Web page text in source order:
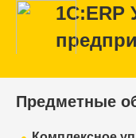
1С:ERP
Предметные